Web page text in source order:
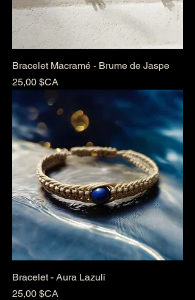
Bracelet Macramé - Brume de Jaspe
Prix
25,00 $CA
Bracelet - Aura Lazuli
Prix
25,00 $CA